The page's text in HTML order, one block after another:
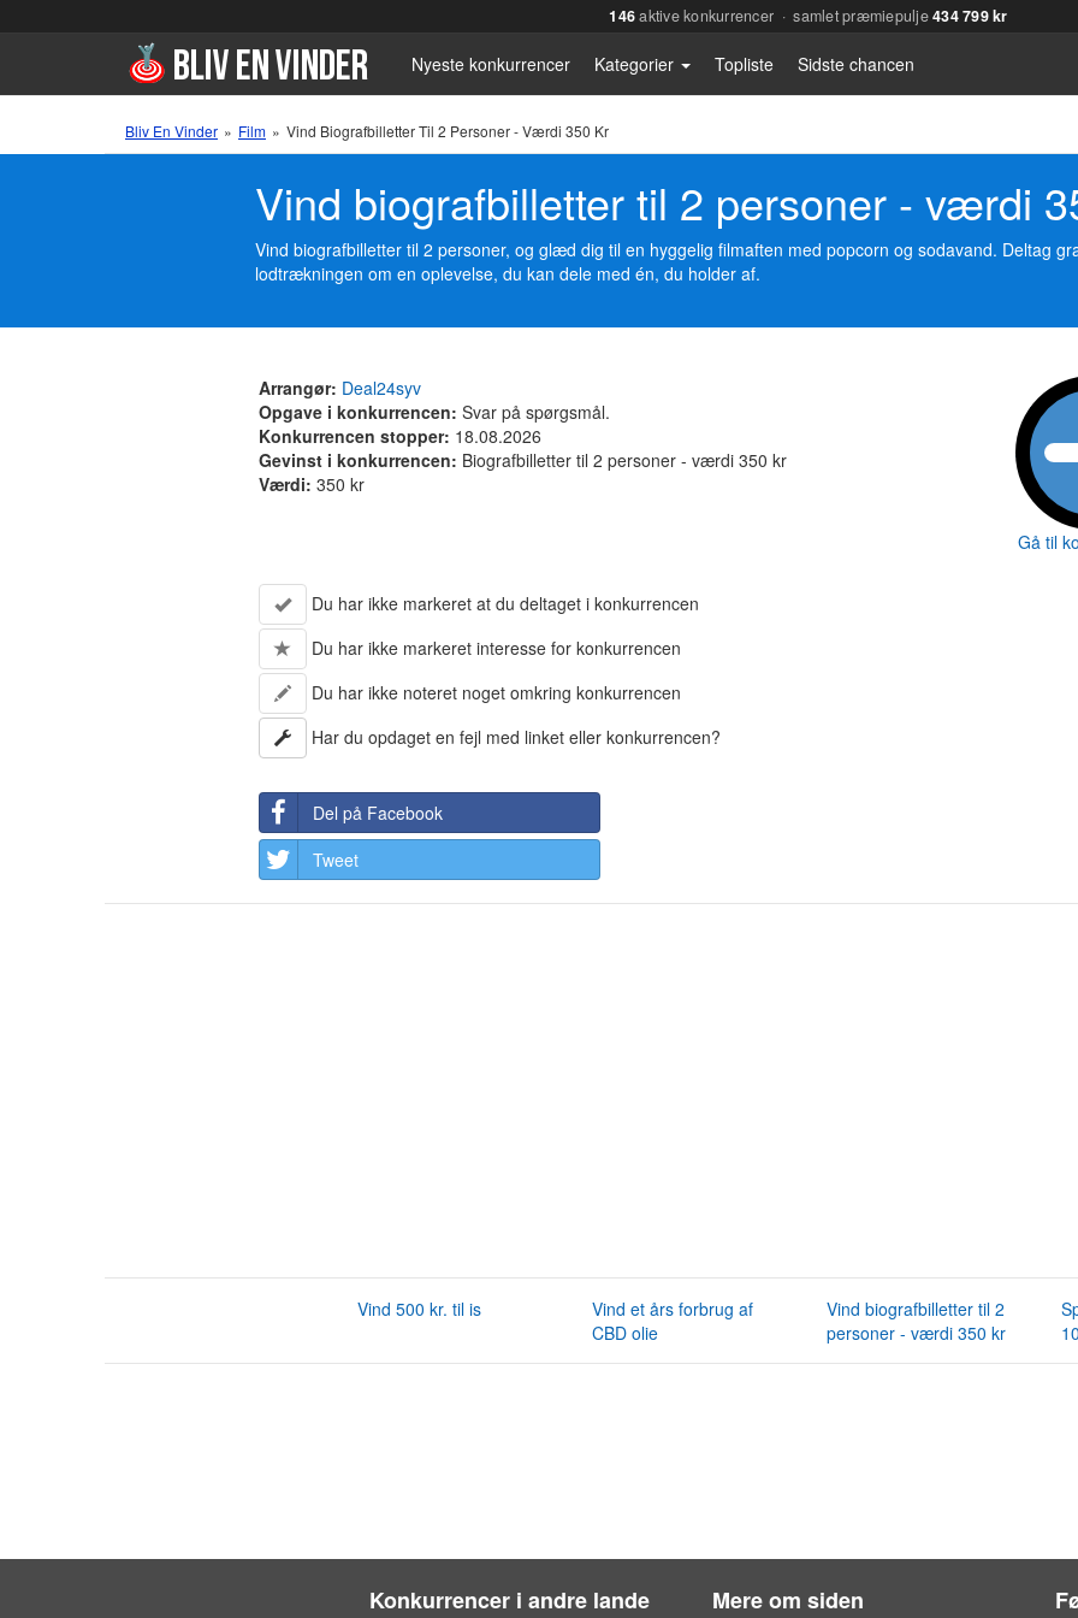
146aktive konkurrencer · samlet præmiepulje434 799 kr
Nyeste konkurrencer Kategorier Topliste Sidste chancen
Bliv En Vinder » Film » Vind Biografbilletter Til 2 Personer - Værdi 350 Kr
Vind biografbilletter til 2 personer - værdi
Vind biografbilletter til 2 personer, og glæd dig til en hyggelig filmaften med popcorn og sodavand. Deltag
lodtrækningen om en oplevelse, du kan dele med én, du holder af.
Arrangør: Deal24syv
Opgave i konkurrencen: Svar på spørgsmål.
Konkurrencen stopper: 18.08.2026
Gevinst i konkurrencen: Biografbilletter til 2 personer - værdi 350 kr
Værdi: 350 kr
Gå til
Du har ikke markeret at du deltaget i konkurrencen
Du har ikke markeret interesse for konkurrencen
Du har ikke noteret noget omkring konkurrencen
Har du opdaget en fejl med linket eller konkurrencen?
Del på Facebook
Tweet
Vind 500 kr. til is
Vind et års forbrug af
CBD olie
Vind biografbilletter til 2
personer - værdi 350 kr
Konkurrencer i andre lande Mere om siden